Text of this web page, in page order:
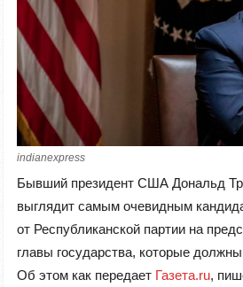
indianexpress
Бывший президент США Дональд
выглядит самым очевидным
от Республиканской партии на
главы государства, которые должны
Об этом как передает Газета.ru,